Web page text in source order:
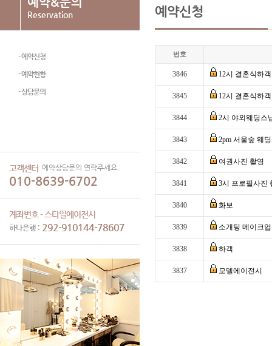
Reservation
- 예약신청
- 예약현황
- 상담문의
고객센터 예약상담문의 연락주세요.
010-8639-6702
계좌번호 - 스타일에이전시
하나은행 : 292-910144-78607
예약신청
번호
3846 12시 결혼식하객
3845 12시 결혼식하객
3844 2시 야외웨딩스
3843 2pm 서울숲 웨
3842 여권사진 촬영
3841 3시 프로필사진
3840 화보
3839 소개팅 메이크업
3838 하객
3837 모델에이전시